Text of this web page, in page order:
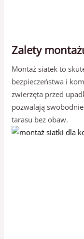
Zalety
Montaż siatek to
bezpieczeństwa i
zwierzęta przed
pozwalają
tarasu bez obaw.